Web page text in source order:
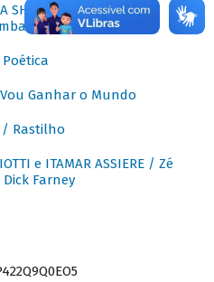
SHOW DA MANGUEIRA /
Poética
Vou Ganhar o Mundo
/ Rastilho
e ITAMAR ASSIERE / Zé
Farney